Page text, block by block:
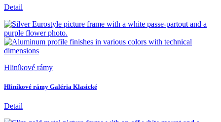
Detail
Hliníkové rámy
Hliníkové rámy Galéria Klasické
Detail